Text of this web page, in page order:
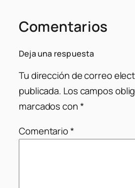
Comentarios
Deja una respuesta
Tu dirección de correo
publicada. Los campos
marcados con*
Comentario*